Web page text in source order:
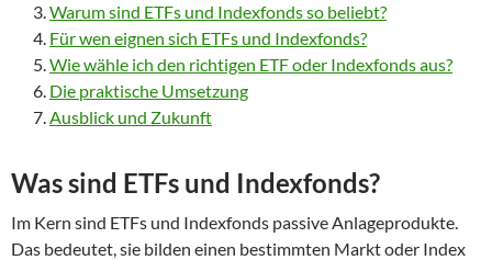
Warum sind ETFs und Indexfonds so beliebt?
Für wen eignen sich ETFs und Indexfonds?
Wie wähle ich den richtigen ETF oder Indexfonds aus?
Die praktische Umsetzung
Ausblick und Zukunft
Was sind ETFs und Indexfonds?
Im Kern sind ETFs und Indexfonds passive Anlageprodukte.
Das bedeutet, sie bilden einen bestimmten Markt oder Index